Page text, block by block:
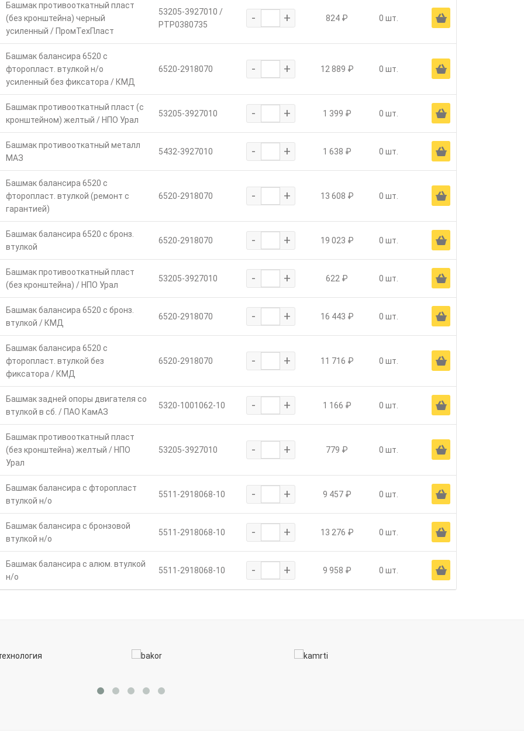
Башмак противооткатный пласт
(без кронштейна) черный
усиленный / ПромТехПласт
53205-3927010 /
РТР0380735
- + 824 ₽ 0 шт. Ä
Башмак балансира 6520 с
фторопласт. втулкой н/о
усиленный без фиксатора / КМД
6520-2918070 - + 12 889 ₽ 0 шт. Ä
Башмак противооткатный пласт (с
кронштейном) желтый / НПО Урал
53205-3927010 - + 1 399 ₽ 0 шт. Ä
Башмак противооткатный металл
МАЗ
5432-3927010 - + 1 638 ₽ 0 шт. Ä
Башмак балансира 6520 с
фторопласт. втулкой (ремонт с
гарантией)
6520-2918070 - + 13 608 ₽ 0 шт. Ä
Башмак балансира 6520 с бронз.
втулкой
6520-2918070 - + 19 023 ₽ 0 шт. Ä
Башмак противооткатный пласт
(без кронштейна) / НПО Урал
53205-3927010 - + 622 ₽ 0 шт. Ä
Башмак балансира 6520 с бронз.
втулкой / КМД
6520-2918070 - + 16 443 ₽ 0 шт. Ä
Башмак балансира 6520 с
фторопласт. втулкой без
фиксатора / КМД
6520-2918070 - + 11 716 ₽ 0 шт. Ä
Башмак задней опоры двигателя со
втулкой в сб. / ПАО КамАЗ
5320-1001062-10 - + 1 166 ₽ 0 шт. Ä
Башмак противооткатный пласт
(без кронштейна) желтый / НПО
Урал
53205-3927010 - + 779 ₽ 0 шт. Ä
Башмак балансира с фторопласт
втулкой н/о
5511-2918068-10 - + 9 457 ₽ 0 шт. Ä
Башмак балансира с бронзовой
втулкой н/о
5511-2918068-10 - + 13 276 ₽ 0 шт. Ä
Башмак балансира с алюм. втулкой
н/о
5511-2918068-10 - + 9 958 ₽ 0 шт. Ä